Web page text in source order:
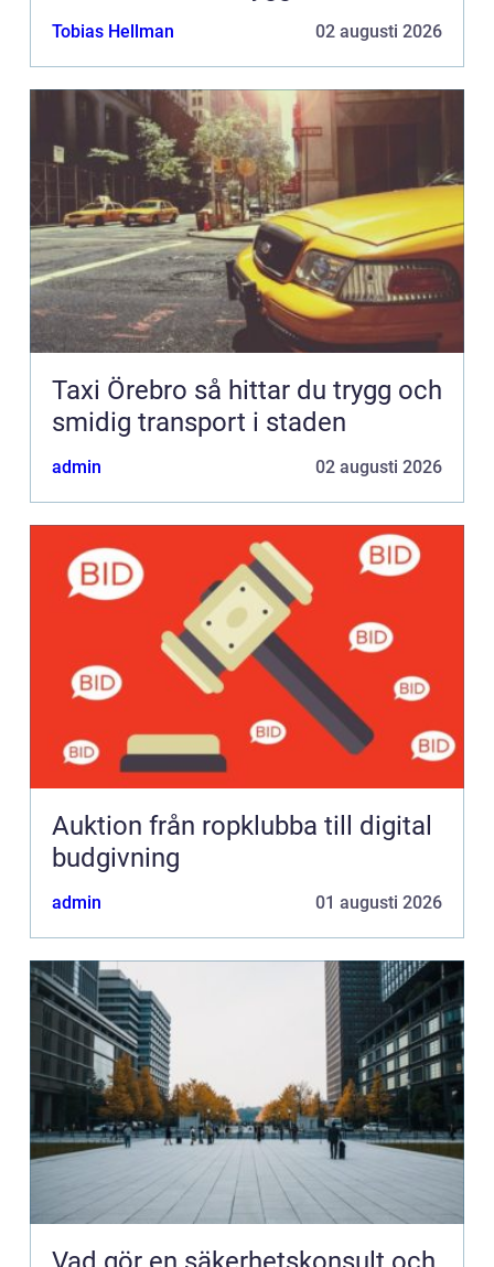
Tobias Hellman 02 augusti 2026
Taxi Örebro så hittar du trygg och
smidig transport i staden
admin 02 augusti 2026
Auktion från ropklubba till digital
budgivning
admin 01 augusti 2026